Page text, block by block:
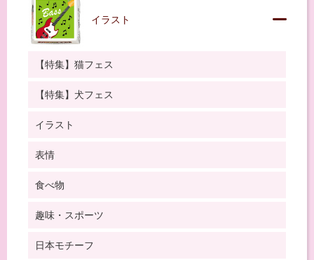
イラスト
【特集】猫フェス
【特集】犬フェス
イラスト
表情
食べ物
趣味・スポーツ
日本モチーフ